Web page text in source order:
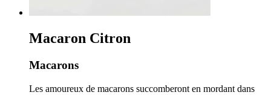
Macaron Citron
Macarons
Les amoureux de macarons succomberont en mordant dans